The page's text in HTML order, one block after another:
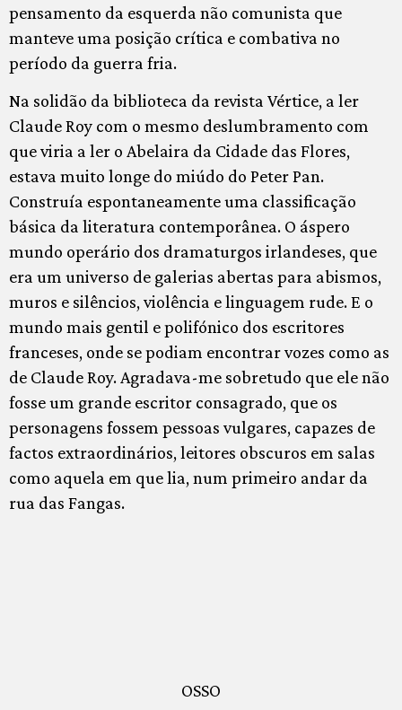
pensamento da esquerda não comunista que
manteve uma posição crítica e combativa no
período da guerra fria.
Na solidão da biblioteca da revista Vértice, a ler
Claude Roy com o mesmo deslumbramento com
que viria a ler o Abelaira da Cidade das Flores,
estava muito longe do miúdo do Peter Pan.
Construía espontaneamente uma classificação
básica da literatura contemporânea. O áspero
mundo operário dos dramaturgos irlandeses, que
era um universo de galerias abertas para abismos,
muros e silêncios, violência e linguagem rude. E o
mundo mais gentil e polifónico dos escritores
franceses, onde se podiam encontrar vozes como as
de Claude Roy. Agradava-me sobretudo que ele não
fosse um grande escritor consagrado, que os
personagens fossem pessoas vulgares, capazes de
factos extraordinários, leitores obscuros em salas
como aquela em que lia, num primeiro andar da
rua das Fangas.
OSSO